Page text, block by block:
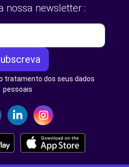
nossa newsletter :
tratamento dos seus dados
pessoais